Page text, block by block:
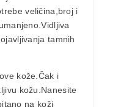
veličina,broj i
tamnih
kože.Čak i
kožu.Nanesite
na koži